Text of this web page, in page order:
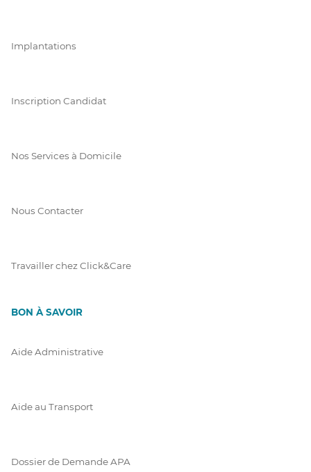
Implantations
Inscription Candidat
Nos Services à Domicile
Nous Contacter
Travailler chez Click&Care
BON À SAVOIR
Aide Administrative
Aide au Transport
Dossier de Demande APA